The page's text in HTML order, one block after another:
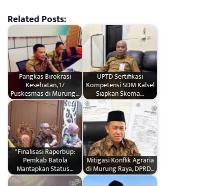
Related Posts:
Pangkas Birokrasi
Kesehatan, 17
Puskesmas di Murung…
UPTD Sertifikasi
Kompetensi SDM Kalsel
Siapkan Skema…
"Finalisasi Raperbup:
Pemkab Batola
Mantapkan Status…
Mitigasi Konflik Agraria
di Murung Raya, DPRD…